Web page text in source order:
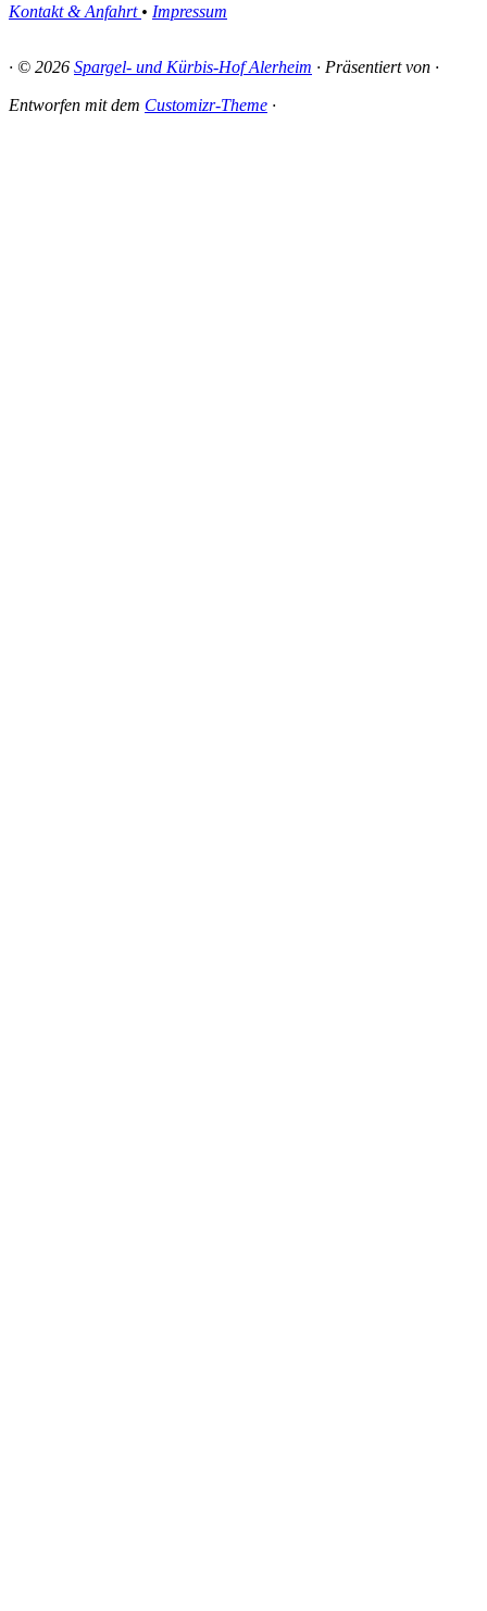
Kontakt & Anfahrt • Impressum
· © 2026 Spargel- und Kürbis-Hof Alerheim · Präsentiert von ·
Entworfen mit dem Customizr-Theme ·